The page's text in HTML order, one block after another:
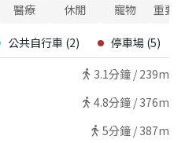
醫療 休閒 寵物 重要
公共自行車 (2) 停車場 (5)
3.1分鐘 / 239m
4.8分鐘 / 376m
5分鐘 / 387m